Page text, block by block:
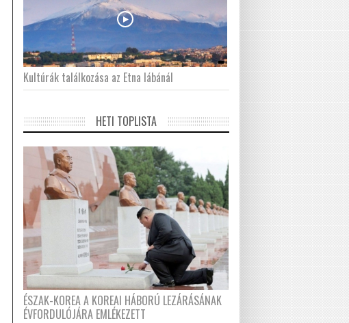
Kultúrák találkozása az Etna lábánál
HETI TOPLISTA
ÉSZAK-KOREA A KOREAI HÁBORÚ LEZÁRÁSÁNAK
ÉVFORDULÓJÁRA EMLÉKEZETT